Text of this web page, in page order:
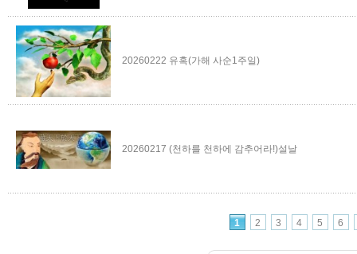
20260222 유혹(가해 사순1주일)
20260217 (천하를 천하에 감추어라!)설날
1 2 3 4 5 6